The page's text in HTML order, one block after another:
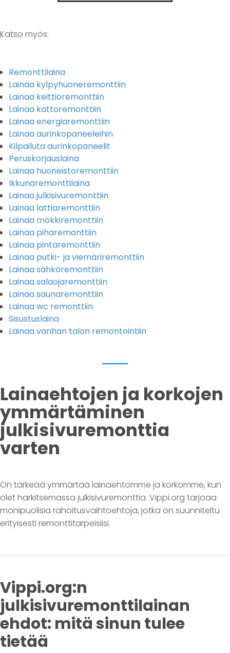
Katso myös:
Remonttilaina
Lainaa kylpyhuoneremonttiin
Lainaa keittiöremonttiin
Lainaa kattoremonttiin
Lainaa energiaremonttiin
Lainaa aurinkopaneeleihin
Kilpailuta aurinkopaneelit
Peruskorjauslaina
Lainaa huoneistoremonttiin
Ikkunaremonttilaina
Lainaa julkisivuremonttiin
Lainaa lattiaremonttiin
Lainaa mökkiremonttiin
Lainaa piharemonttiin
Lainaa pintaremonttiin
Lainaa putki- ja viemäriremonttiin
Lainaa sähköremonttiin
Lainaa salaojaremonttiin
Lainaa saunaremonttiin
Lainaa wc remonttiin
Sisustuslaina
Lainaa vanhan talon remontointiin
Lainaehtojen ja korkojen
ymmärtäminen
julkisivuremonttia
varten
On tärkeää ymmärtää lainaehtomme ja korkomme, kun
olet harkitsemassa julkisivuremonttia. Vippi.org tarjoaa
monipuolisia rahoitusvaihtoehtoja, jotka on suunniteltu
erityisesti remonttitarpeisiisi.
Vippi.org:n
julkisivuremonttilainan
ehdot: mitä sinun tulee
tietää